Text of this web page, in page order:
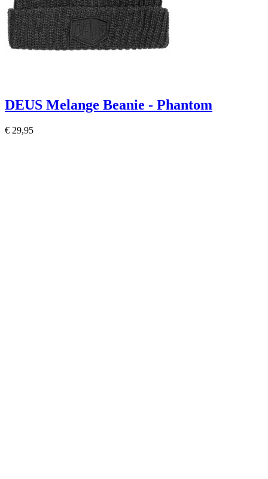
DEUS Melange Beanie - Phantom
€ 29,95